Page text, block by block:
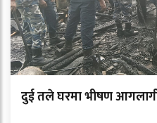
दुई तले घरमा भीषण